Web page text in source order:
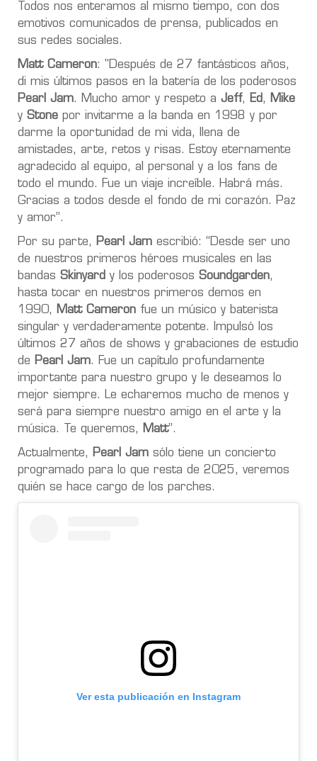
Todos nos enteramos al mismo tiempo, con dos
emotivos comunicados de prensa, publicados en
sus redes sociales.
Matt Cameron: "Después de 27 fantásticos años,
di mis últimos pasos en la batería de los poderosos
Pearl Jam. Mucho amor y respeto a Jeff, Ed,
Mike
y Stone por invitarme a la banda en 1998 y por
darme la oportunidad de mi vida, llena de
amistades, arte, retos y risas. Estoy eternamente
agradecido al equipo, al personal y a los fans de
todo el mundo. Fue un viaje increíble. Habrá más.
Gracias a todos desde el fondo de mi corazón. Paz
y amor”.
Por su parte, Pearl Jam escribió: “Desde ser uno
de nuestros primeros héroes musicales en las
bandas Skinyard y los poderosos Soundgarden,
hasta tocar en nuestros primeros demos en
1990,
Matt Cameron fue un músico y baterista
singular y verdaderamente potente. Impulsó los
últimos 27 años de shows y grabaciones de estudio
de Pearl Jam. Fue un capítulo profundamente
importante para nuestro grupo y le deseamos lo
mejor siempre. Le echaremos mucho de menos y
será para siempre nuestro amigo en el arte y la
música. Te queremos,
Matt”.
Actualmente, Pearl Jam sólo tiene un concierto
programado para lo que resta de 2025, veremos
quién se hace cargo de los parches.
Ver esta publicación en Instagram